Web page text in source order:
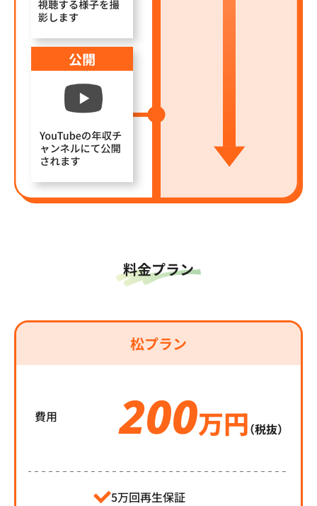
料金プラン
松プラン
費用 200万円（税抜）
5万回再生保証